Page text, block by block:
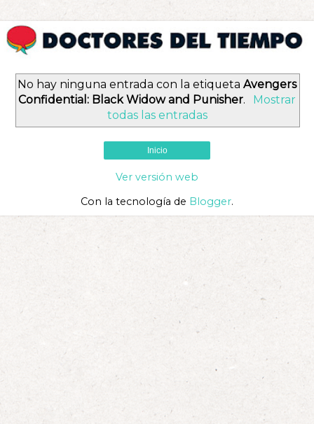
No hay ninguna entrada con la etiqueta Avengers
Confidential: Black Widow and Punisher.
Mostrar
todas las entradas
Inicio
Ver versión web
Con la tecnología de Blogger.